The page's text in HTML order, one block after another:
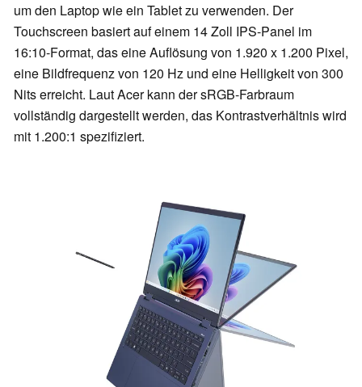
um den Laptop wie ein Tablet zu verwenden. Der
Touchscreen basiert auf einem 14 Zoll IPS-Panel im
16:10-Format, das eine Auflösung von 1.920 x 1.200 Pixel,
eine Bildfrequenz von 120 Hz und eine Helligkeit von 300
Nits erreicht. Laut Acer kann der sRGB-Farbraum
vollständig dargestellt werden, das Kontrastverhältnis wird
mit 1.200:1 spezifiziert.